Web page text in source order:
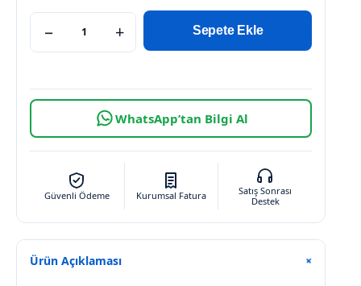
− + Sepete Ekle
WhatsApp’tan Bilgi Al
Güvenli Ödeme Kurumsal Fatura
Satış Sonrası
Destek
Ürün Açıklaması +